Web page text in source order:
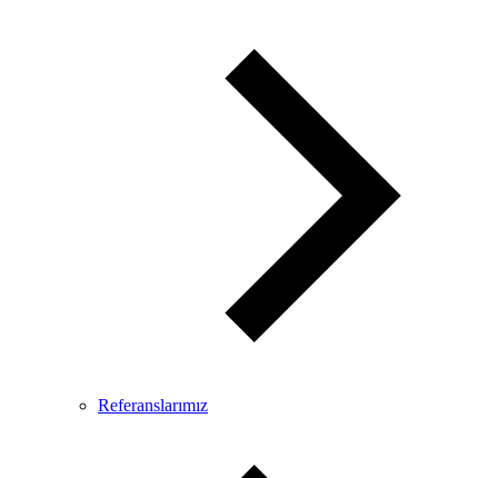
Referanslarımız